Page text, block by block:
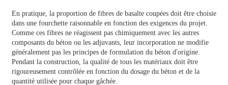
En pratique, la proportion de fibres de basalte coupées doit être choisie
dans une fourchette raisonnable en fonction des exigences du projet.
Comme ces fibres ne réagissent pas chimiquement avec les autres
composants du béton ou les adjuvants, leur incorporation ne modifie
généralement pas les principes de formulation du béton d'origine.
Pendant la construction, la qualité de tous les matériaux doit être
rigoureusement contrôlée en fonction du dosage du béton et de la
quantité utilisée pour chaque gâchée.